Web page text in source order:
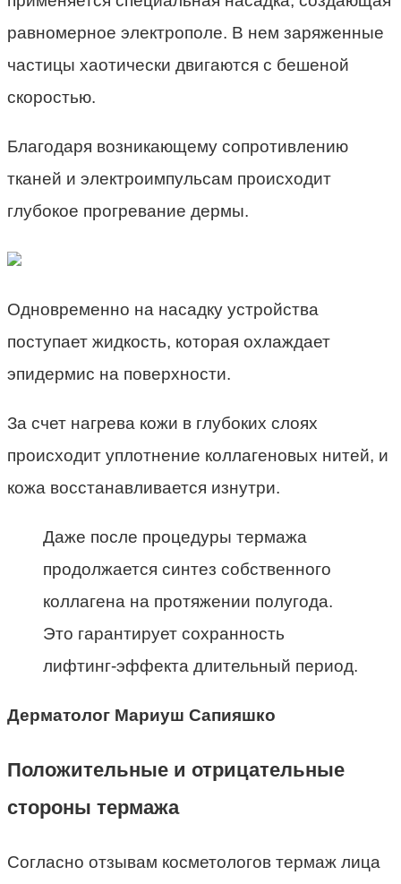
равномерное электрополе. В нем заряженные
частицы хаотически двигаются с бешеной
скоростью.
Благодаря возникающему сопротивлению
тканей и электроимпульсам происходит
глубокое прогревание дермы.
Одновременно на насадку устройства
поступает жидкость, которая охлаждает
эпидермис на поверхности.
За счет нагрева кожи в глубоких слоях
происходит уплотнение коллагеновых нитей, и
кожа восстанавливается изнутри.
Даже после процедуры термажа
продолжается синтез собственного
коллагена на протяжении полугода.
Это гарантирует сохранность
лифтинг-эффекта длительный период.
Дерматолог Мариуш Сапияшко
Положительные и отрицательные
стороны термажа
Согласно отзывам косметологов термаж лица